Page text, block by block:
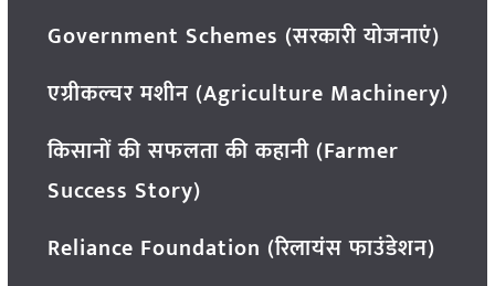
Government Schemes (सरकारी योजनाएं)
एग्रीकल्चर मशीन (Agriculture Machinery)
किसानों की सफलता की कहानी (Farmer
Success Story)
Reliance Foundation (रिलायंस फाउंडेशन)